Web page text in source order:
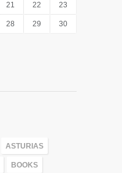
21 22 23
28 29 30
ASTURIAS
BOOKS